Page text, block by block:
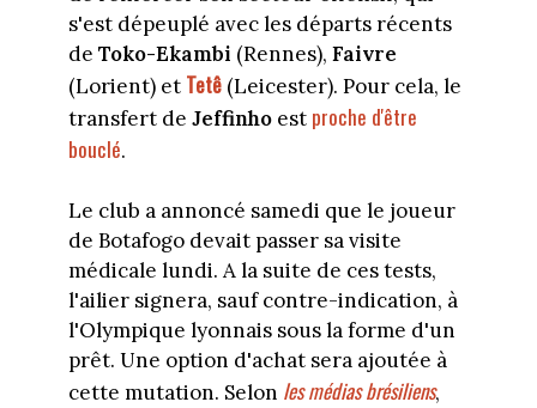
s'est dépeuplé avec les départs récents
de Toko-Ekambi (Rennes), Faivre
(Lorient) et Tetê (Leicester). Pour cela, le
transfert de Jeffinho est proche d'être
bouclé.
Le club a annoncé samedi que le joueur
de Botafogo devait passer sa visite
médicale lundi. A la suite de ces tests,
l'ailier signera, sauf contre-indication, à
l'Olympique lyonnais sous la forme d'un
prêt. Une option d'achat sera ajoutée à
cette mutation. Selon les médias brésiliens,